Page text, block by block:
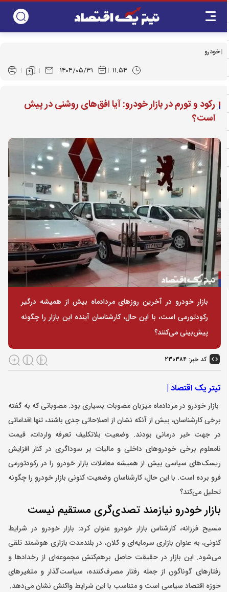
خودرو
۱۴۰۴/۰۵/۳۱ ۱۱:۵۴
رکود و تورم در بازار خودرو: آیا افق‌های روشنی در پیش
است؟
بازار خودرو در آخرین روزهای مردادماه بیش از همیشه درگیر
رکودتورمی است، با این حال، کارشناسان آینده این بازار را چگونه
پیش‌بینی می‌کنند؟
کد خبر: ۲۳۰۳۸۴
تیتر یک اقتصاد |
بازار خودرو در مردادماه میزبان مصوبات بسیاری بود. مصوباتی که به گفته
برخی کارشناسان، بیش از آنکه نشان از اصلاحاتی جدی باشند، تنها اقداماتی
در جهت خبر درمانی بودند. وضعیت بلاتکلیف تعرفه واردات، قیمت‌
نامعلوم برخی خودروهای داخلی و مالیات بر سوداگری در کنار افزایش
ریسک‌های سیاسی بیش از همیشه معاملات بازار خودرو را در رکودتورمی
فرو برده است. با این حال، کارشناسان وضعیت کنونی بازار خودرو را چگونه
تحلیل می‌کند؟
بازار خودرو نیازمند تصدی‌گری مستقیم نیست
مسیح فرزانه، کارشناس بازار خودرو عنوان کرد: بازار خودرو در شرایط
کنونی، به عنوان بازاری سرمایه‌ای و کلان، در بلندمدت بازاری هوشمند تلقی
می‌شود. این بازار در حقیقت حاصل برهم‌کنش مجموعه‌ای از رخدادها و
رفتارهای گوناگون از جمله رفتار مصرف‌کننده، سیاست‌گذار و متغیرهای
حوزه اقتصاد سیاسی است و متناسب با این شرایط واکنش‌ نشان می‌دهد.